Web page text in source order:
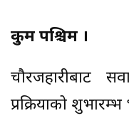
रुकुम पश्चिम ।
चौरजहारीबाट
प्रक्रियाको